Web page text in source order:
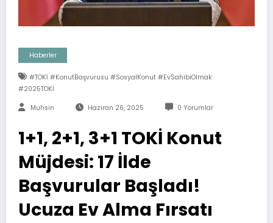
Haberler
#TOKİ #KonutBaşvurusu #SosyalKonut #EvSahibiOlmak
#2025TOKİ
Muhsin Haziran 26, 2025 0 Yorumlar
1+1, 2+1, 3+1 TOKİ Konut
Müjdesi: 17 İlde
Başvurular Başladı!
Ucuza Ev Alma Fırsatı